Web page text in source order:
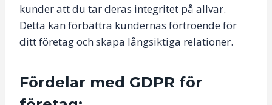
kunder att du tar deras integritet på allvar.
Detta kan förbättra kundernas förtroende för
ditt företag och skapa långsiktiga relationer.
Fördelar med GDPR för